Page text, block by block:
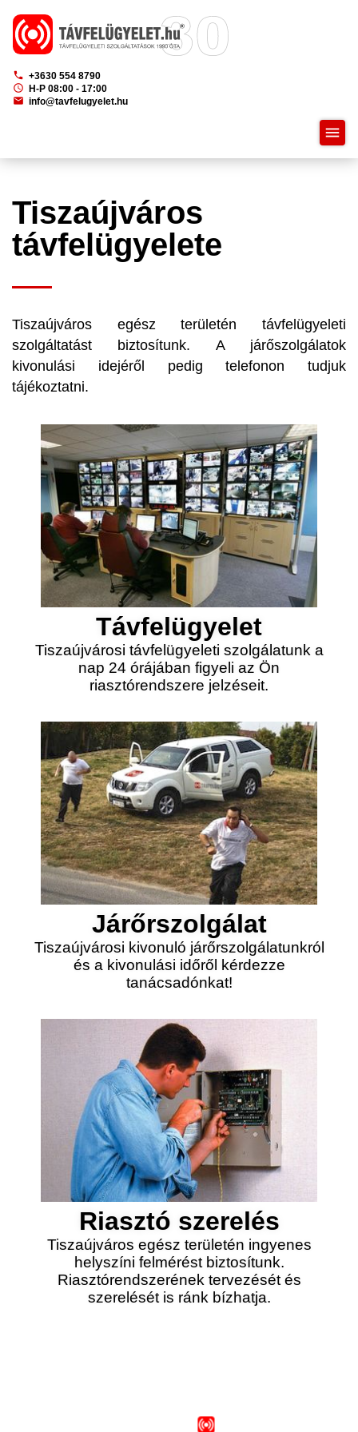
phone +3630 554 8790
schedule
H-P 08:00 - 17:00
mail info@tavfelugyelet.hu
menu
Tiszaújváros
távfelügyelete
Tiszaújváros egész területén távfelügyeleti
szolgáltatást biztosítunk. A járőszolgálatok
kivonulási idejéről pedig telefonon tudjuk
tájékoztatni.
Távfelügyelet
Tiszaújvárosi távfelügyeleti szolgálatunk a
nap 24 órájában figyeli az Ön
riasztórendszere jelzéseit.
Járőrszolgálat
Tiszaújvárosi kivonuló járőrszolgálatunkról
és a kivonulási időről kérdezze
tanácsadónkat!
Riasztó szerelés
Tiszaújváros egész területén ingyenes
helyszíni felmérést biztosítunk.
Riasztórendszerének tervezését és
szerelését is ránk bízhatja.